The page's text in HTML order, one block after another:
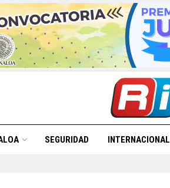
SEGURIDAD INTERNACIONAL